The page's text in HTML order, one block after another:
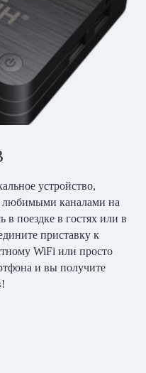
устройство,
любимыми каналами на
в поездке в гостях или в
приставку к
WiFi или просто
и вы получите